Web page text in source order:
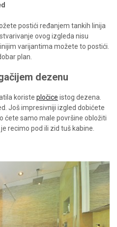
postići ređanjem tankih linija
ovog izgleda nisu
varijantima možete to postići.
plan.
dezenu
koriste pločice istog dezena.
Još impresivniji izgled dobićete
ćete samo male površine obložiti
recimo pod ili zid tuš kabine.